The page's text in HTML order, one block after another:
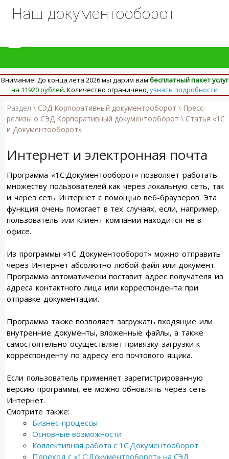
Наш документооборот
Внимание! До конца лета 2026 мы дарим вам бесплатный пакет услуг
на 11920 рублей. Количество ограничено,узнать подробности
Раздел \ СЭД Корпоративный документооборот \ Пресс-
релизы о СЭД Корпоративный документооборот \ Статья «1С
и Документооборот»
Интернет и электронная почта
Программа «1С:Документооборот» позволяет работать
множеству пользователей как через локальную сеть, так
и через сеть Интернет с помощью веб-браузеров. Эта
функция очень помогает в тех случаях, если, например,
пользователь или клиент компании находится не в
офисе.
Из программы «1С Документооборот» можно отправить
через Интернет абсолютно любой файл или документ.
Программа автоматически поставит адрес получателя из
адреса контактного лица или корреспондента при
отправке документации.
Программа также позволяет загружать входящие или
внутренние документы, вложенные файлы, а также
самостоятельно осуществляет привязку загрузки к
корреспонденту по адресу его почтового ящика.
Если пользователь применяет зарегистрированную
версию программы, ее можно обновлять через сеть
Интернет.
Смотрите также:
Бизнес-процессы
Основные возможности
Коллективная работа с 1С:Документооборот
Переход с «1С:Документооборот» на СЭД